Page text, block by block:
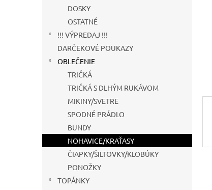
DOSKY
OSTATNÉ
!!! VÝPREDAJ !!!
DARČEKOVÉ POUKAZY
OBLEČENIE
TRIČKÁ
TRIČKÁ S DLHÝM RUKÁVOM
MIKINY/SVETRE
SPODNÉ PRÁDLO
BUNDY
NOHAVICE/KRAŤASY
ČIAPKY/ŠILTOVKY/KLOBÚKY
PONOŽKY
TOPÁNKY